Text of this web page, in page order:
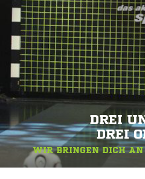
DREI
DREI
WIR BRINGEN DICH